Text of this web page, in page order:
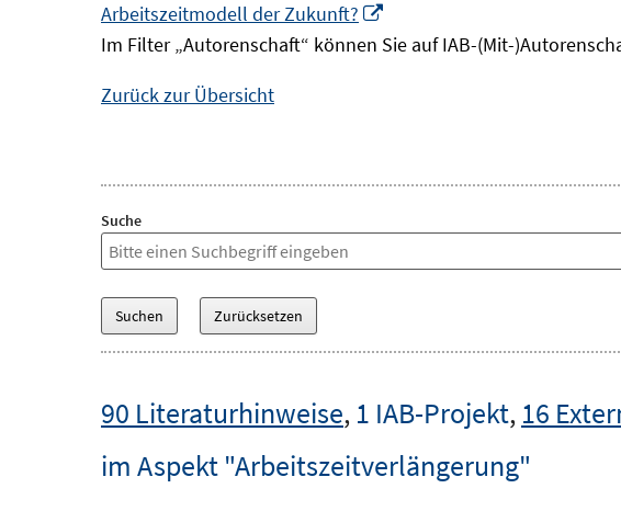
Arbeitszeitmodell der Zukunft?
neuem
Im Filter „Autorenschaft“ können Sie auf IAB-(Mit-
Zurück zur Übersicht
Suche
90 Literaturhinweise, 1 IAB-Projekt, 16
im Aspekt "Arbeitszeitverlängerung"